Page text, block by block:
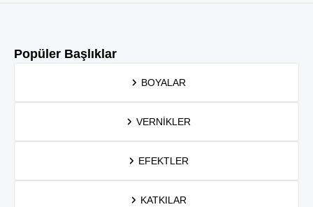
Popüler Başlıklar
BOYALAR
VERNIKLER
EFEKTLER
KATKILAR